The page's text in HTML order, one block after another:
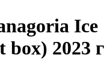
Ice
box) 2023 г